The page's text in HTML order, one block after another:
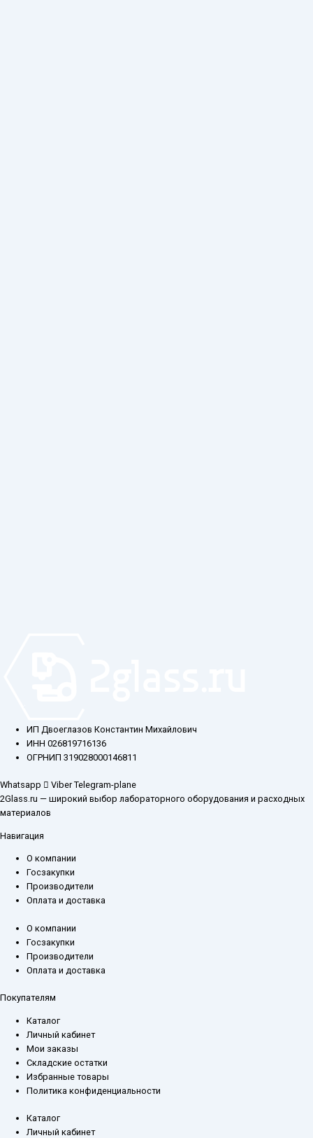
ИП Двоеглазов Константин Михайлович
ИНН 026819716136
ОГРНИП 319028000146811
Whatsapp Viber Telegram-plane
2Glass.ru — широкий выбор лабораторного оборудования и расходных
материалов
Навигация
О компании
Госзакупки
Производители
Оплата и доставка
О компании
Госзакупки
Производители
Оплата и доставка
Покупателям
Каталог
Личный кабинет
Мои заказы
Складские остатки
Избранные товары
Политика конфиденциальности
Каталог
Личный кабинет